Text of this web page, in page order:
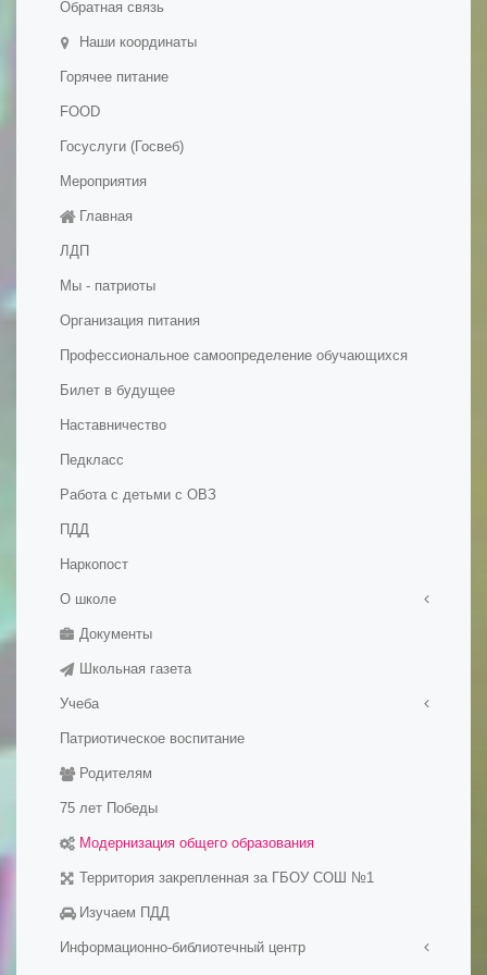
Обратная связь
Наши координаты
Горячее питание
FOOD
Госуслуги (Госвеб)
Мероприятия
Главная
ЛДП
Мы - патриоты
Организация питания
Профессиональное самоопределение обучающихся
Билет в будущее
Наставничество
Педкласс
Работа с детьми с ОВЗ
ПДД
Наркопост
О школе
Правила приема в школу
История школы
Документы
Школьная газета
Учеба
Медалисты
Электронные образовательные ресуры
Методические разработки уроков
Патриотическое воспитание
Родителям
75 лет Победы
Модернизация общего образования
Территория закрепленная за ГБОУ СОШ №1
Изучаем ПДД
Информационно-библиотечный центр